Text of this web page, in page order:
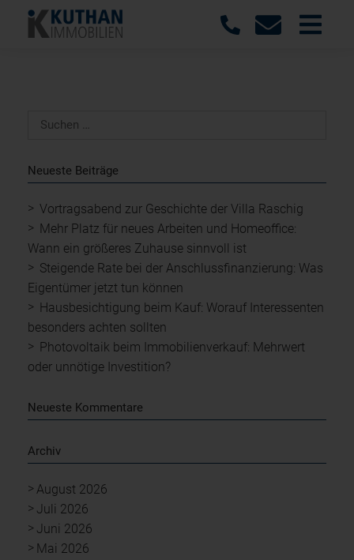
Neueste Beiträge
Vortragsabend zur Geschichte der Villa Raschig
Mehr Platz für neues Arbeiten und Homeoffice:
Wann ein größeres Zuhause sinnvoll ist
Steigende Rate bei der Anschlussfinanzierung: Was
Eigentümer jetzt tun können
Hausbesichtigung beim Kauf: Worauf Interessenten
besonders achten sollten
Photovoltaik beim Immobilienverkauf: Mehrwert
oder unnötige Investition?
Neueste Kommentare
Archiv
August 2026
Juli 2026
Juni 2026
Mai 2026